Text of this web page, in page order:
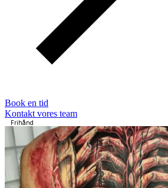
Book en tid
Kontakt vores team
Frihånd